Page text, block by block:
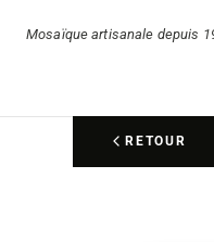
Mosaïque artisanale depuis
RETOUR